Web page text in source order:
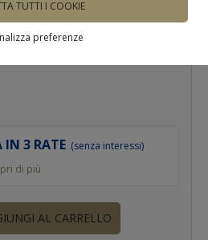
TUTTI I COOKIE
preferenze
IN 3 RATE (senza interessi)
di più
AL CARRELLO